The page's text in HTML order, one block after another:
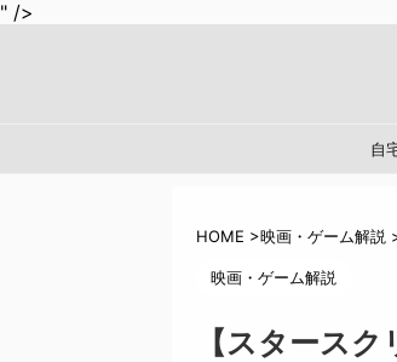
" />
自
HOME >映画・ゲーム解説
映画・ゲーム解説
【スタース